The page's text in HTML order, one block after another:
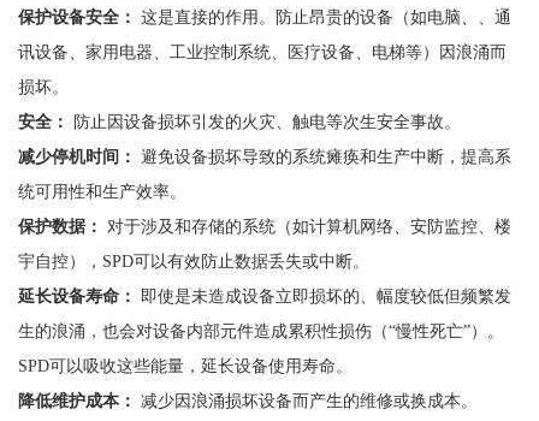
保护设备安全： 这是直接的作用。防止昂贵的设备（如电脑、、通
讯设备、家用电器、工业控制系统、医疗设备、电梯等）因浪涌而
损坏。
安全：
防止因设备损坏引发的火灾、触电等次生安全事故。
减少停机时间： 避免设备损坏导致的系统瘫痪和生产中断，提高系
统可用性和生产效率。
保护数据：
对于涉及和存储的系统（如计算机网络、安防监控、楼
宇自控）， SPD可以有效防止数据丢失或中断。
延长设备寿命：
即使是未造成设备立即损坏的、幅度较低但频繁发
生的浪涌，也会对设备内部元件造成累积性损伤（“慢性死亡”）。
SPD可以吸收这些能量，延长设备使用寿命。
降低维护成本： 减少因浪涌损坏设备而产生的维修或换成本。